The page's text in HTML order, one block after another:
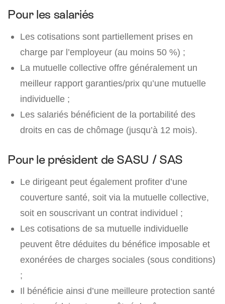
Pour les salariés
Les cotisations sont partiellement prises en
charge par l’employeur (au moins 50 %) ;
La mutuelle collective offre généralement un
meilleur rapport garanties/prix qu’une mutuelle
individuelle ;
Les salariés bénéficient de la portabilité des
droits en cas de chômage (jusqu’à 12 mois).
Pour le président de SASU / SAS
Le dirigeant peut également profiter d’une
couverture santé, soit via la mutuelle collective,
soit en souscrivant un contrat individuel ;
Les cotisations de sa mutuelle individuelle
peuvent être déduites du bénéfice imposable et
exonérées de charges sociales (sous conditions)
;
Il bénéficie ainsi d’une meilleure protection santé